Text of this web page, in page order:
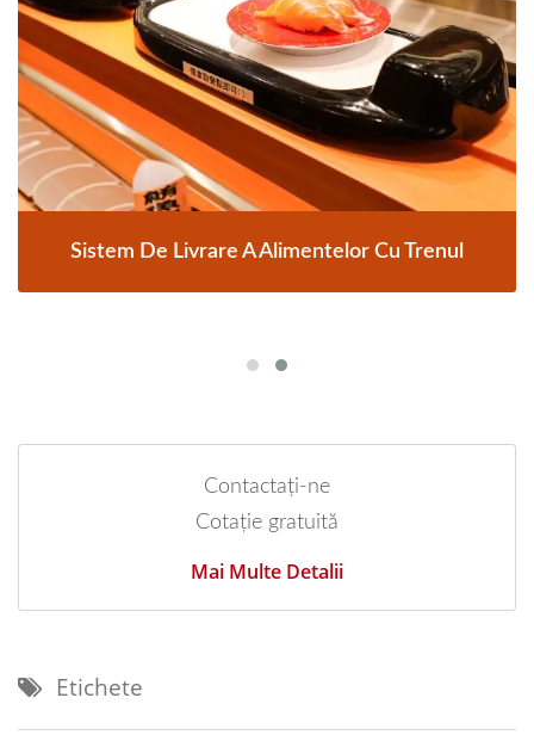
Sistem De Livrare A Alimentelor Cu Trenul
Contactați-ne
Cotație gratuită
Mai Multe Detalii
Etichete